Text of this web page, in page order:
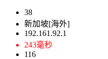
38
新加坡[海外]
192.161.92.1
243毫秒
116